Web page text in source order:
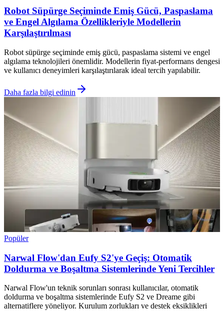
Robot Süpürge Seçiminde Emiş Gücü, Paspaslama
ve Engel Algılama Özellikleriyle Modellerin
Karşılaştırılması
Robot süpürge seçiminde emiş gücü, paspaslama sistemi ve engel
algılama teknolojileri önemlidir. Modellerin fiyat-performans dengesi
ve kullanıcı deneyimleri karşılaştırılarak ideal tercih yapılabilir.
Daha fazla bilgi edinin
Popüler
Narwal Flow'dan Eufy S2'ye Geçiş: Otomatik
Doldurma ve Boşaltma Sistemlerinde Yeni Tercihler
Narwal Flow'un teknik sorunları sonrası kullanıcılar, otomatik
doldurma ve boşaltma sistemlerinde Eufy S2 ve Dreame gibi
alternatiflere yöneliyor. Kurulum zorlukları ve destek eksiklikleri